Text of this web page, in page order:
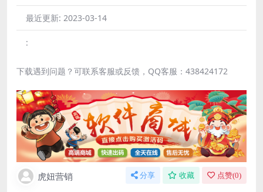
最近更新: 2023-03-14
:
下载遇到问题？可联系客服或反馈，QQ客服：438424172
虎妞营销 分享 收藏 点赞(0)